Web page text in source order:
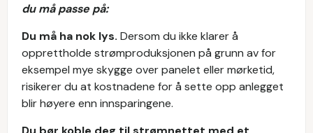
du må passe på:
Du må ha nok lys. Dersom du ikke klarer å
opprettholde strømproduksjonen på grunn av for
eksempel mye skygge over panelet eller mørketid,
risikerer du at kostnadene for å sette opp anlegget
blir høyere enn innsparingene.